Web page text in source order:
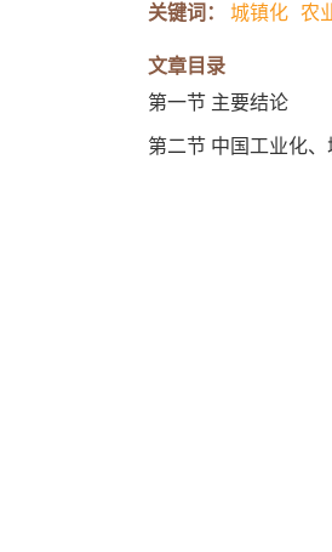
关键词： 城镇化 农
文章目录
第一节 主要结论
第二节 中国工业化